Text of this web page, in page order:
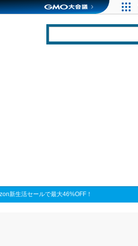
新生活セールで最大46%OFF！